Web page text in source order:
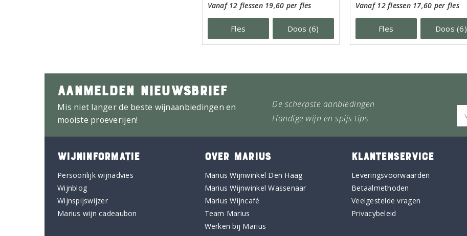
Vanaf 12 flessen 19,60 per fles
Fles Doos (6)
Vanaf 12 flessen 17,60 per fles
Fles Doos (6)
AANMELDEN NIEUWSBRIEF
Mis niet langer de beste wijnaanbiedingen en
mooiste proeverijen!
De scherpste aanbiedingen
Handige wijn en spijs tips
WIJNINFORMATIE
Persoonlijk wijnadvies
Wijnblog
Wijnspijswijzer
Marius wijn cadeaubon
OVER MARIUS
Marius Wijnwinkel Den Haag
Marius Wijnwinkel Wassenaar
Marius Wijncafé
Team Marius
Werken bij Marius
KLANTENSERVICE
Leveringsvoorwaarden
Betaalmethoden
Veelgestelde vragen
Privacybeleid